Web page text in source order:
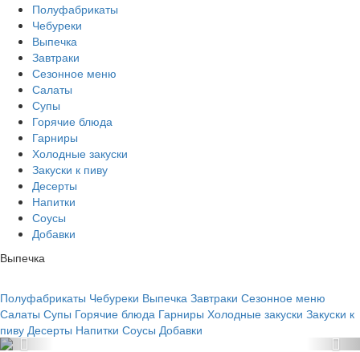
Полуфабрикаты
Чебуреки
Выпечка
Завтраки
Сезонное меню
Салаты
Супы
Горячие блюда
Гарниры
Холодные закуски
Закуски к пиву
Десерты
Напитки
Соусы
Добавки
Выпечка
Полуфабрикаты Чебуреки Выпечка Завтраки Сезонное меню
Салаты Супы Горячие блюда Гарниры Холодные закуски Закуски к
пиву Десерты Напитки Соусы Добавки